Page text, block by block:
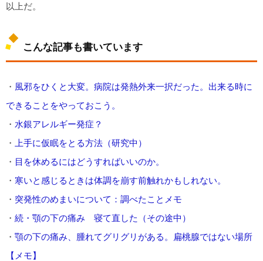
以上だ。
こんな記事も書いています
・ 風邪をひくと大変。病院は発熱外来一択だった。出来る時に
できることをやっておこう。
・ 水銀アレルギー発症？
・
上手に仮眠をとる方法（研究中）
・ 目を休めるにはどうすればいいのか。
・ 寒いと感じるときは体調を崩す前触れかもしれない。
・ 突発性のめまいについて：調べたことメモ
・ 続・顎の下の痛み 寝て直した（その途中）
・ 顎の下の痛み、腫れてグリグリがある。扁桃腺ではない場所
【メモ】